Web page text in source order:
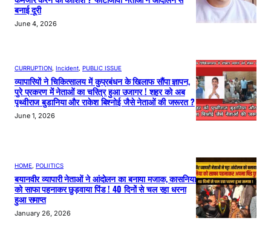
बनाई दूरी
June 4, 2026
CURRUPTION, Incident, PUBLIC ISSUE
व्यापारियों ने चिकित्सालय में कुप्रबंधन के खिलाफ सौंपा ज्ञापन,
पुरे प्रकरण में नेताओं का चरित्र हुआ उजागर ! शहर को अब
पृथ्वीराज बुडानिया और राकेश बिश्नोई जैसे नेताओं की जरूरत ?
June 1, 2026
HOME, POLIITICS
बयानवीर व्यापारी नेताओं ने आंदोलन का बनाया मजाक, कासनिया
को साफा पहनाकर छुड़वाया पिंड ! 40 दिनों से चल रहा धरना
हुआ समाप्त
January 26, 2026